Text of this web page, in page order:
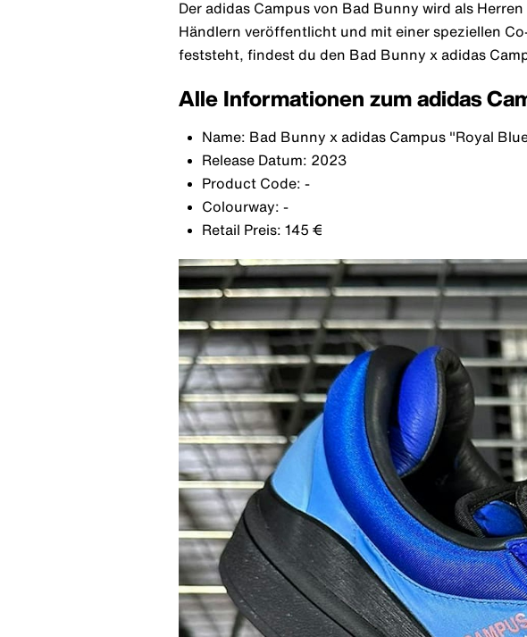
Der adidas Campus von Bad Bunny wird als
Händlern veröffentlicht und mit einer speziellen
feststeht, findest du den Bad Bunny x adidas
Alle Informationen zum adidas
Name: Bad Bunny x adidas Campus "Royal
Release Datum: 2023
Product Code: -
Colourway: -
Retail Preis: 145 €